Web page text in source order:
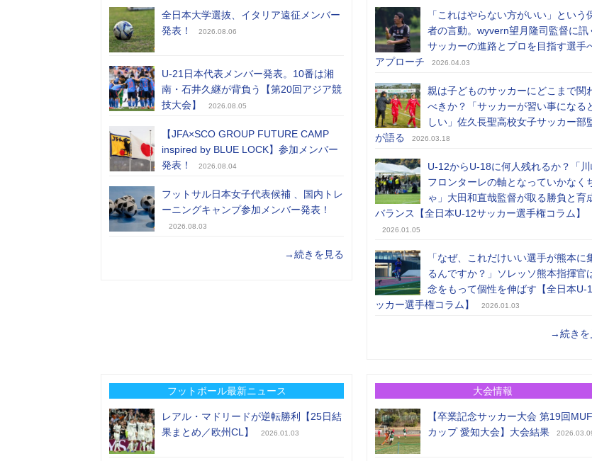
全日本大学選抜、イタリア遠征メンバー
発表！
2026.08.06
U-21日本代表メンバー発表。10番は湘
南・石井久継が背負う【第20回アジア競
技大会】
2026.08.05
【JFA×SCO GROUP FUTURE CAMP
inspired by BLUE LOCK】参加メンバー
発表！
2026.08.04
フットサル日本女子代表候補 、国内トレ
ーニングキャンプ参加メンバー発表！
2026.08.03
→続きを見る
「これはやらない方がいい」という
者の言動。wyvern望月隆司監督に訊
サッカーの進路とプロを目指す選手
アプローチ
2026.04.03
親は子どものサッカーにどこまで関
べきか？「サッカーが習い事になる
しい」佐久長聖高校女子サッカー部
が語る
2026.03.18
U-12からU-18に何人残れるか？「
フロンターレの軸となっていかなく
ゃ」大田和直哉監督が取る勝負と育
バランス【全日本U-12サッカー選手権コラム】
2026.01.05
「なぜ、これだけいい選手が熊本に
るんですか？」ソレッソ熊本指揮官
念をもって個性を伸ばす【全日本U-
ッカー選手権コラム】
2026.01.03
→続きを
フットボール最新ニュース
レアル・マドリードが逆転勝利【25日結
果まとめ／欧州CL】
2026.01.03
大会情報
【卒業記念サッカー大会 第19回
カップ 愛知大会】大会結果